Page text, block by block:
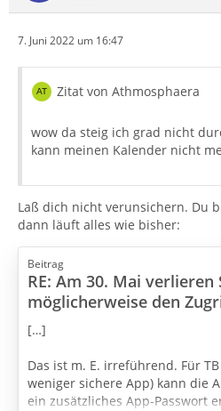
7. Juni 2022 um 16:47
Zitat von Athmosphaera
wow da steig ich grad nicht
kann meinen Kalender nicht
Laß dich nicht verunsichern. Du
dann läuft alles wie bisher:
Beitrag
RE: Am 30. Mai verlieren
möglicherweise den
eine weniger sichere
verwenden
[…]
Das ist m. E. irreführend. Für
weniger sichere App) kann die
ein zusätzliches App-Passwort